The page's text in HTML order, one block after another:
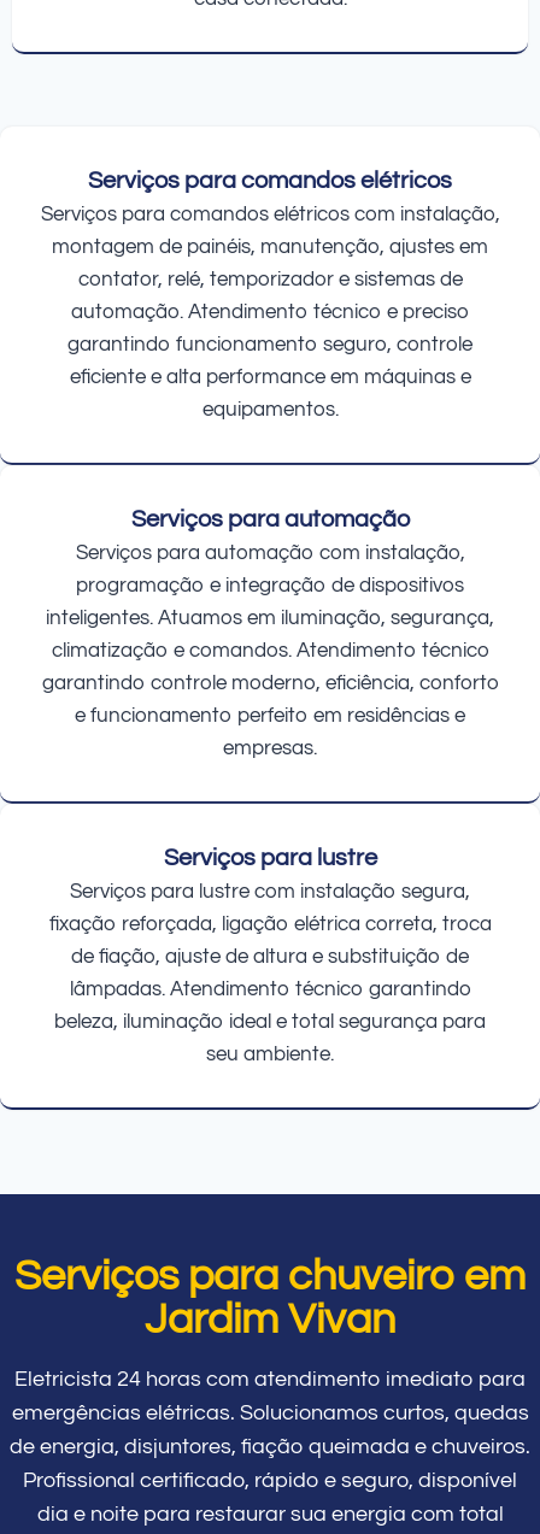
Serviços para comandos elétricos
Serviços para comandos elétricos com instalação,
montagem de painéis, manutenção, ajustes em
contator, relé, temporizador e sistemas de
automação. Atendimento técnico e preciso
garantindo funcionamento seguro, controle
eficiente e alta performance em máquinas e
equipamentos.
Serviços para automação
Serviços para automação com instalação,
programação e integração de dispositivos
inteligentes. Atuamos em iluminação, segurança,
climatização e comandos. Atendimento técnico
garantindo controle moderno, eficiência, conforto
e funcionamento perfeito em residências e
empresas.
Serviços para lustre
Serviços para lustre com instalação segura,
fixação reforçada, ligação elétrica correta, troca
de fiação, ajuste de altura e substituição de
lâmpadas. Atendimento técnico garantindo
beleza, iluminação ideal e total segurança para
seu ambiente.
Serviços para chuveiro em
Jardim Vivan
Eletricista 24 horas com atendimento imediato para
emergências elétricas. Solucionamos curtos, quedas
de energia, disjuntores, fiação queimada e chuveiros.
Profissional certificado, rápido e seguro, disponível
dia e noite para restaurar sua energia com total